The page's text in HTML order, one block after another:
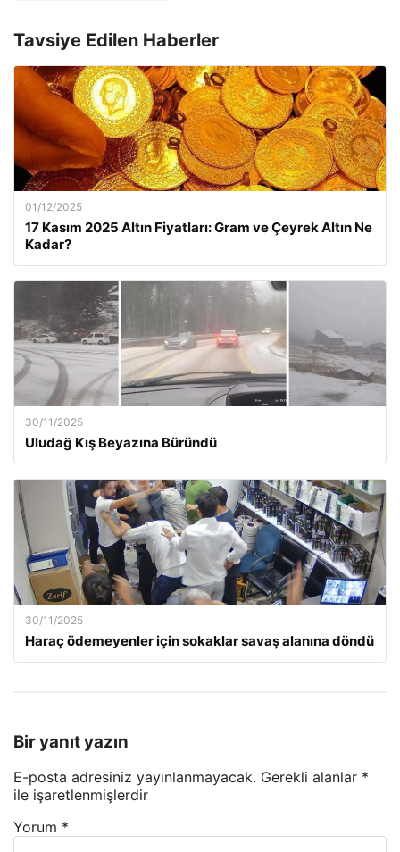
Tavsiye Edilen Haberler
01/12/2025
17 Kasım 2025 Altın Fiyatları: Gram ve Çeyrek Altın Ne
Kadar?
30/11/2025
Uludağ Kış Beyazına Büründü
30/11/2025
Haraç ödemeyenler için sokaklar savaş alanına döndü
Bir yanıt yazın
E-posta adresiniz yayınlanmayacak. Gerekli alanlar *
ile işaretlenmişlerdir
Yorum *